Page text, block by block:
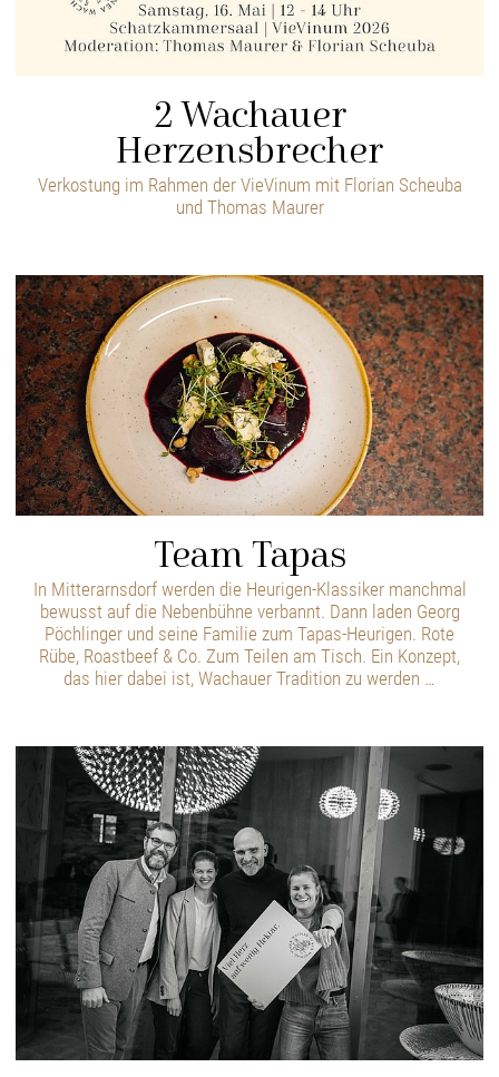
2 Wachauer
Herzensbrecher
Verkostung im Rahmen der VieVinum mit Florian Scheuba
und Thomas Maurer
Team Tapas
In Mitterarnsdorf werden die Heurigen-Klassiker manchmal
bewusst auf die Nebenbühne verbannt. Dann laden Georg
Pöchlinger und seine Familie zum Tapas-Heurigen. Rote
Rübe, Roastbeef & Co. Zum Teilen am Tisch. Ein Konzept,
das hier dabei ist, Wachauer Tradition zu werden …